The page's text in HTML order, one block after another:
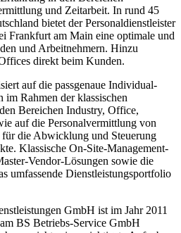
und Zeitarbeit. In rund 45
bietet der Personaldienstleister
Frankfurt am Main eine optimale und
und Arbeitnehmern. Hinzu
direkt beim Kunden.
auf die passgenaue Individual-
Rahmen der klassischen
Bereichen Industry, Office,
auf die Personalvermittlung von
für die Abwicklung und Steuerung
Klassische On-Site-Management-
Vendor-Lösungen sowie die
umfassende Dienstleistungsportfolio
GmbH ist im Jahr 2011
BS Betriebs-Service GmbH